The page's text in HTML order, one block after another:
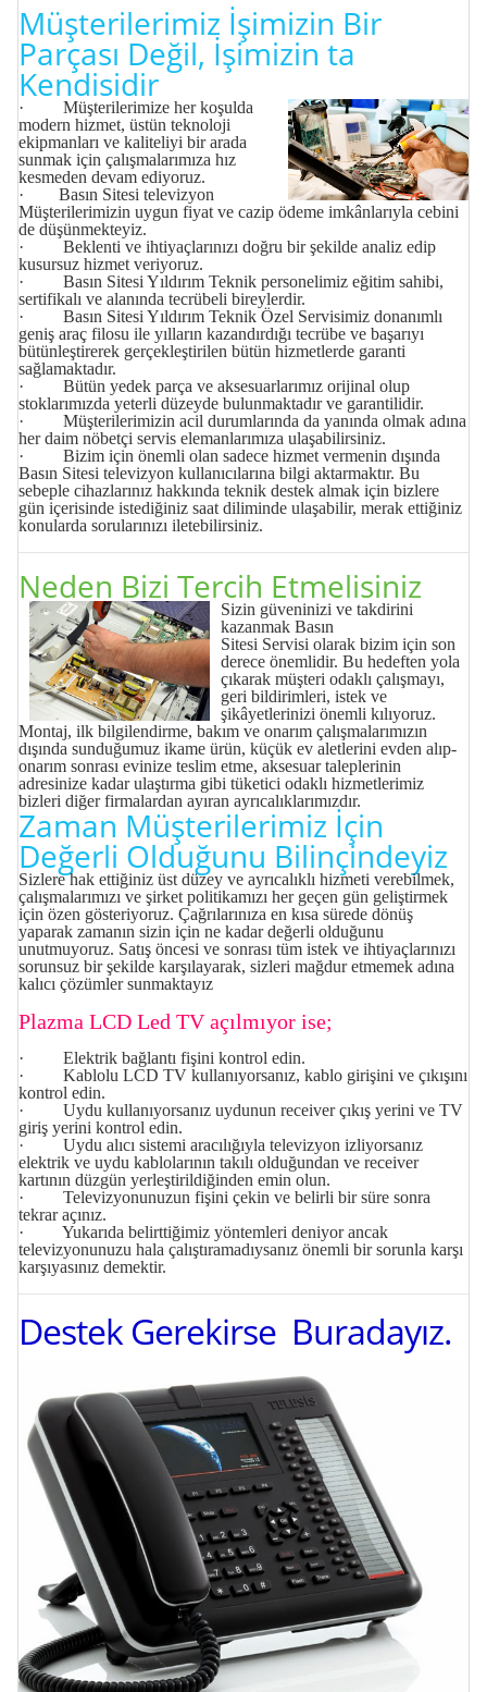
Müşterilerimiz İşimizin Bir
Parçası Değil, İşimizin ta
Kendisidir
· Müşterilerimize her koşulda
modern hizmet, üstün teknoloji
ekipmanları ve kaliteliyi bir arada
sunmak için çalışmalarımıza hız
kesmeden devam ediyoruz.
· Basın Sitesi televizyon
Müşterilerimizin uygun fiyat ve cazip ödeme imkânlarıyla cebini
de düşünmekteyiz.
· Beklenti ve ihtiyaçlarınızı doğru bir şekilde analiz edip
kusursuz hizmet veriyoruz.
· Basın Sitesi Yıldırım Teknik personelimiz eğitim sahibi,
sertifikalı ve alanında tecrübeli bireylerdir.
· Basın Sitesi Yıldırım Teknik Özel Servisimiz donanımlı
geniş araç filosu ile yılların kazandırdığı tecrübe ve başarıyı
bütünleştirerek gerçekleştirilen bütün hizmetlerde garanti
sağlamaktadır.
· Bütün yedek parça ve aksesuarlarımız orijinal olup
stoklarımızda yeterli düzeyde bulunmaktadır ve garantilidir.
· Müşterilerimizin acil durumlarında da yanında olmak adına
her daim nöbetçi servis elemanlarımıza ulaşabilirsiniz.
· Bizim için önemli olan sadece hizmet vermenin dışında
Basın Sitesi televizyon kullanıcılarına bilgi aktarmaktır. Bu
sebeple cihazlarınız hakkında teknik destek almak için bizlere
gün içerisinde istediğiniz saat diliminde ulaşabilir, merak ettiğiniz
konularda sorularınızı iletebilirsiniz.
Neden Bizi Tercih Etmelisiniz
Sizin güveninizi ve takdirini
kazanmak Basın
Sitesi Servisi olarak bizim için son
derece önemlidir. Bu hedeften yola
çıkarak müşteri odaklı çalışmayı,
geri bildirimleri, istek ve
şikâyetlerinizi önemli kılıyoruz.
Montaj, ilk bilgilendirme, bakım ve onarım çalışmalarımızın
dışında sunduğumuz ikame ürün, küçük ev aletlerini evden alıp-
onarım sonrası evinize teslim etme, aksesuar taleplerinin
adresinize kadar ulaştırma gibi tüketici odaklı hizmetlerimiz
bizleri diğer firmalardan ayıran ayrıcalıklarımızdır.
Zaman Müşterilerimiz İçin
Değerli Olduğunu Bilinçindeyiz
Sizlere hak ettiğiniz üst düzey ve ayrıcalıklı hizmeti verebilmek,
çalışmalarımızı ve şirket politikamızı her geçen gün geliştirmek
için özen gösteriyoruz. Çağrılarınıza en kısa sürede dönüş
yaparak zamanın sizin için ne kadar değerli olduğunu
unutmuyoruz. Satış öncesi ve sonrası tüm istek ve ihtiyaçlarınızı
sorunsuz bir şekilde karşılayarak, sizleri mağdur etmemek adına
kalıcı çözümler sunmaktayız
Plazma LCD Led TV açılmıyor ise;
· Elektrik bağlantı fişini kontrol edin.
· Kablolu LCD TV kullanıyorsanız, kablo girişini ve çıkışını
kontrol edin.
· Uydu kullanıyorsanız uydunun receiver çıkış yerini ve TV
giriş yerini kontrol edin.
· Uydu alıcı sistemi aracılığıyla televizyon izliyorsanız
elektrik ve uydu kablolarının takılı olduğundan ve receiver
kartının düzgün yerleştirildiğinden emin olun.
· Televizyonunuzun fişini çekin ve belirli bir süre sonra
tekrar açınız.
· Yukarıda belirttiğimiz yöntemleri deniyor ancak
televizyonunuzu hala çalıştıramadıysanız önemli bir sorunla karşı
karşıyasınız demektir.
Destek Gerekirse Buradayız.